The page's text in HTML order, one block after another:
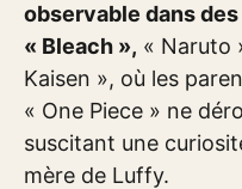
observable dans
« Bleach », « Naruto
Kaisen », où les
« One Piece » ne
suscitant une
mère de Luffy.